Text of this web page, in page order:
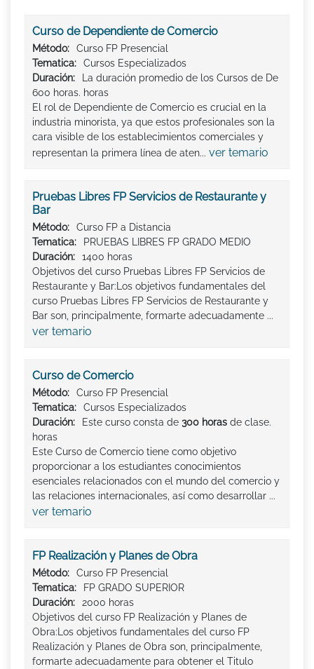
Curso de Dependiente de Comercio
Método:
Curso FP Presencial
Tematica:
Cursos Especializados
Duración:
La duración promedio de los Cursos de De
600 horas. horas
El rol de Dependiente de Comercio es crucial en la
industria minorista, ya que estos profesionales son la
cara visible de los establecimientos comerciales y
representan la primera línea de aten... ver temario
Pruebas Libres FP Servicios de Restaurante y
Bar
Método:
Curso FP a Distancia
Tematica:
PRUEBAS LIBRES FP GRADO MEDIO
Duración:
1400 horas
Objetivos del curso Pruebas Libres FP Servicios de
Restaurante y Bar:Los objetivos fundamentales del
curso Pruebas Libres FP Servicios de Restaurante y
Bar son, principalmente, formarte adecuadamente ...
ver temario
Curso de Comercio
Método:
Curso FP Presencial
Tematica:
Cursos Especializados
Duración:
Este curso consta de 300 horas de clase.
horas
Este Curso de Comercio tiene como objetivo
proporcionar a los estudiantes conocimientos
esenciales relacionados con el mundo del comercio y
las relaciones internacionales, así como desarrollar ...
ver temario
FP Realización y Planes de Obra
Método:
Curso FP Presencial
Tematica:
FP GRADO SUPERIOR
Duración:
2000 horas
Objetivos del curso FP Realización y Planes de
Obra:Los objetivos fundamentales del curso FP
Realización y Planes de Obra son, principalmente,
formarte adecuadamente para obtener el Titulo